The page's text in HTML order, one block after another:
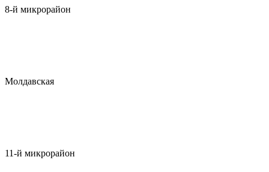
8-й микрорайон
Молдавская
11-й микрорайон